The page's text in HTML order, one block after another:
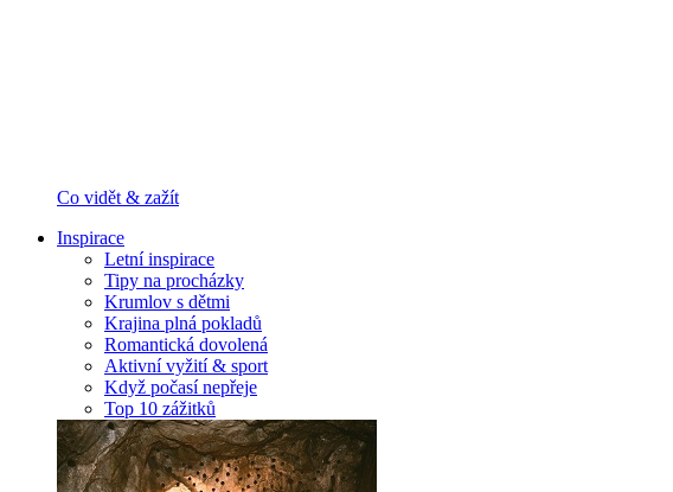
Co vidět & zažít
Inspirace
Letní inspirace
Tipy na procházky
Krumlov s dětmi
Krajina plná pokladů
Romantická dovolená
Aktivní vyžití & sport
Když počasí nepřeje
Top 10 zážitků